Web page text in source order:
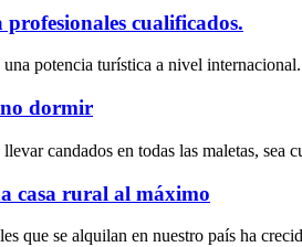
cualificados.
potencia turística a nivel
dormir
candados en todas las maletas,
casa rural al máximo
que se alquilan en nuestro país ha